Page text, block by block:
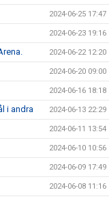
2024-06-25 17:47
2024-06-23 19:16
2024-06-22 12:20
2024-06-20 09:00
2024-06-16 18:18
i andra 2024-06-13 22:29
2024-06-11 13:54
2024-06-10 10:56
2024-06-09 17:49
2024-06-08 11:16